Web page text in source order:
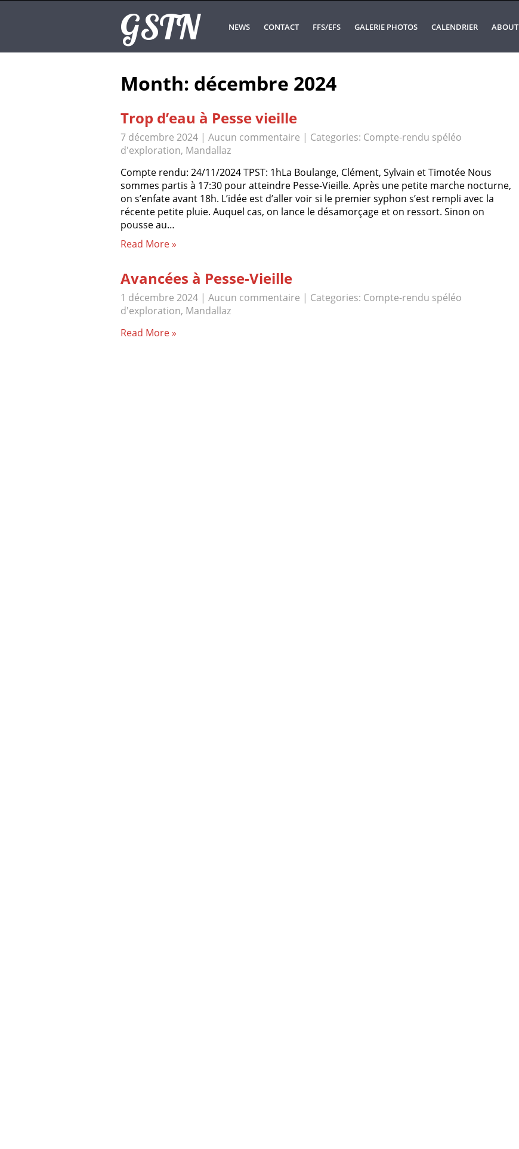
GSTN NEWS CONTACT FFS/EFS GALERIE PHOTOS CALENDRIER ABOUT
Month: décembre 2024
Trop d’eau à Pesse vieille
7 décembre 2024 | Aucun commentaire | Categories: Compte-rendu spéléo
d'exploration, Mandallaz
Compte rendu: 24/11/2024 TPST: 1hLa Boulange, Clément, Sylvain et Timotée Nous
sommes partis à 17:30 pour atteindre Pesse-Vieille. Après une petite marche nocturne,
on s’enfate avant 18h. L’idée est d’aller voir si le premier syphon s’est rempli avec la
récente petite pluie. Auquel cas, on lance le désamorçage et on ressort. Sinon on
pousse au…
Read More »
Avancées à Pesse-Vieille
1 décembre 2024 | Aucun commentaire | Categories: Compte-rendu spéléo
d'exploration, Mandallaz
Read More »